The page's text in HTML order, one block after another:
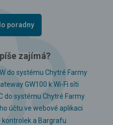
poradny
zajímá?
do systému Chytré Farmy
GW100 k Wi-Fi síti
do systému Chytré Farmy
účtu ve webové aplikaci
kontrolek a Bargrafu